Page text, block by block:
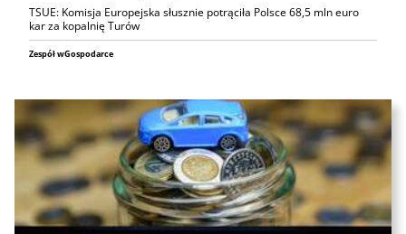
TSUE: Komisja Europejska słusznie potrąciła Polsce 68,5 mln euro
kar za kopalnię Turów
Zespół wGospodarce